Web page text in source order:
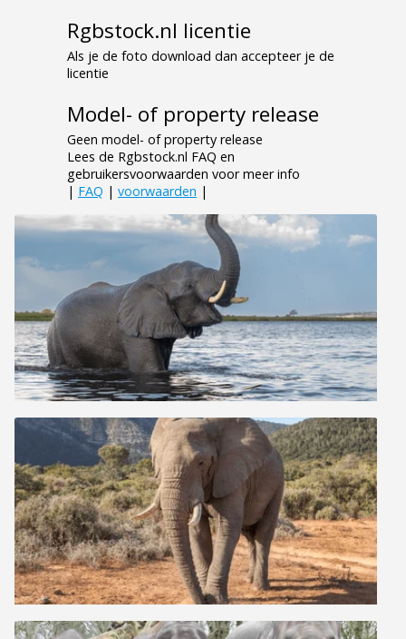
Rgbstock.nl licentie
Als je de foto download dan accepteer je de
licentie
Model- of property release
Geen model- of property release
Lees de Rgbstock.nl FAQ en
gebruikersvoorwaarden voor meer info
| FAQ | voorwaarden |